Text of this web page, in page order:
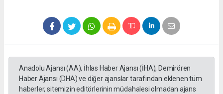
Anadolu Ajansı (AA), İhlas Haber Ajansı (İHA), Demirören
Haber Ajansı (DHA) ve diğer ajanslar tarafından eklenen tüm
haberler, sitemizin editörlerinin müdahalesi olmadan ajans